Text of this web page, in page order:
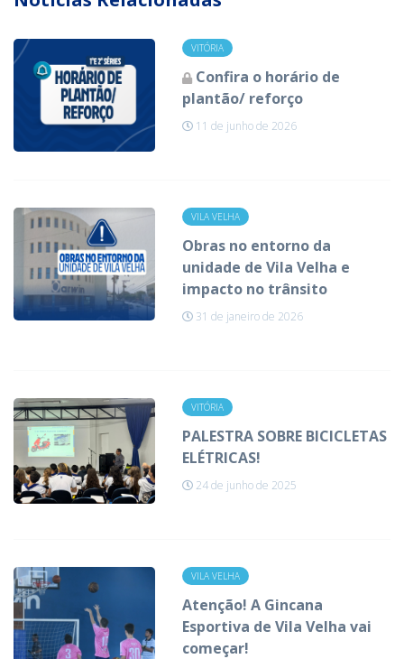
VITÓRIA
Confira o horário de
plantão/ reforço
11 de junho de 2026
VILA VELHA
Obras no entorno da
unidade de Vila Velha e
impacto no trânsito
31 de janeiro de 2026
VITÓRIA
PALESTRA SOBRE BICICLETAS
ELÉTRICAS!
24 de junho de 2025
VILA VELHA
Atenção! A Gincana
Esportiva de Vila Velha vai
começar!